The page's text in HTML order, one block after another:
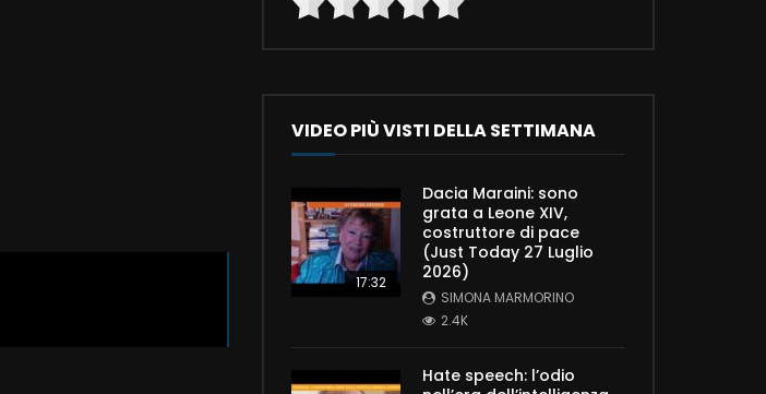
VIDEO PIÙ VISTI DELLA SETTIMANA
17:32
Dacia Maraini: sono
grata a Leone XIV,
costruttore di pace
(Just Today 27 Luglio
2026)
SIMONA MARMORINO
2.4K
Hate speech: l’odio